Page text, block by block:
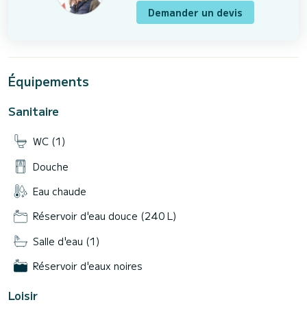
Demander un devis
Équipements
Sanitaire
WC (1)
Douche
Eau chaude
Réservoir d'eau douce (240 L)
Salle d'eau (1)
Réservoir d'eaux noires
Loisir